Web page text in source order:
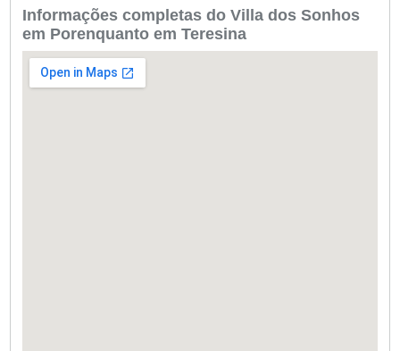
Informações completas do Villa dos Sonhos
em Porenquanto em Teresina